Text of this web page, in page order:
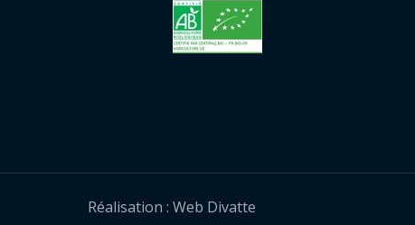
Réalisation :Web Divatte